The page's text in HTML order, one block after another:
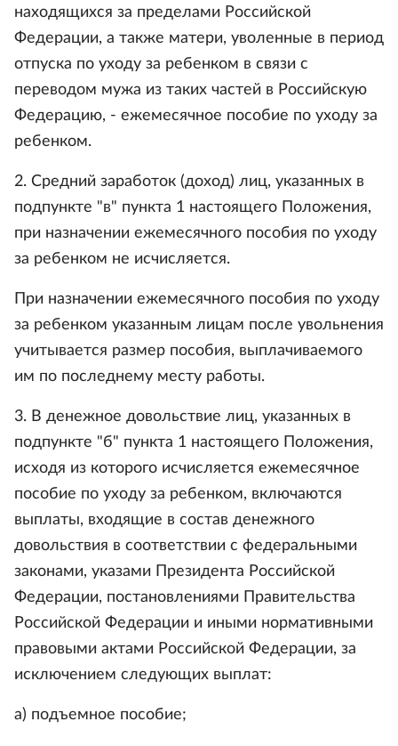
находящихся за пределами Российской
Федерации, а также матери, уволенные в период
отпуска по уходу за ребенком в связи с
переводом мужа из таких частей в Российскую
Федерацию, - ежемесячное пособие по уходу за
ребенком.
2. Средний заработок (доход) лиц, указанных в
подпункте "в" пункта 1 настоящего Положения,
при назначении ежемесячного пособия по уходу
за ребенком не исчисляется.
При назначении ежемесячного пособия по уходу
за ребенком указанным лицам после увольнения
учитывается размер пособия, выплачиваемого
им по последнему месту работы.
3. В денежное довольствие лиц, указанных в
подпункте "б" пункта 1 настоящего Положения,
исходя из которого исчисляется ежемесячное
пособие по уходу за ребенком, включаются
выплаты, входящие в состав денежного
довольствия в соответствии с федеральными
законами, указами Президента Российской
Федерации, постановлениями Правительства
Российской Федерации и иными нормативными
правовыми актами Российской Федерации, за
исключением следующих выплат:
а) подъемное пособие;